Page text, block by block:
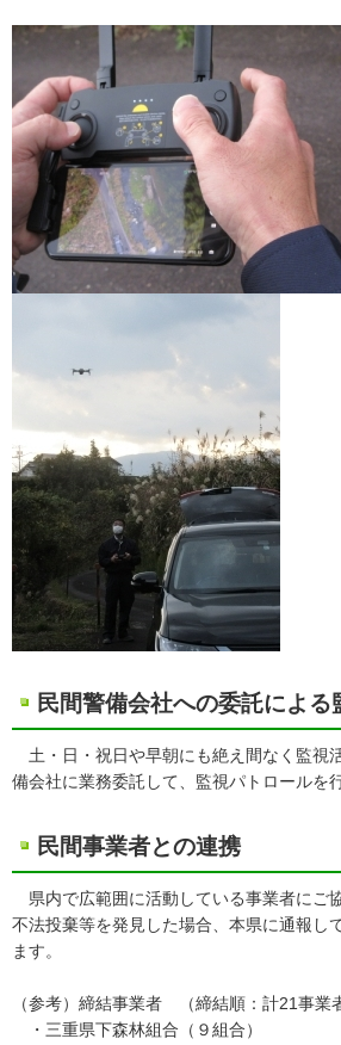
民間警備会社への委託による
土・日・祝日や早朝にも絶え間なく監視
備会社に業務委託して、監視パトロールを
民間事業者との連携
県内で広範囲に活動している事業者にご
不法投棄等を発見した場合、本県に通報し
ます。
（参考）締結事業者 （締結順：計21事
・三重県下森林組合（９組合）